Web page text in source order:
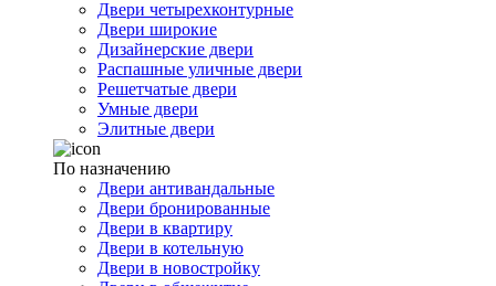
Двери четырехконтурные
Двери широкие
Дизайнерские двери
Распашные уличные двери
Решетчатые двери
Умные двери
Элитные двери
По назначению
Двери антивандальные
Двери бронированные
Двери в квартиру
Двери в котельную
Двери в новостройку